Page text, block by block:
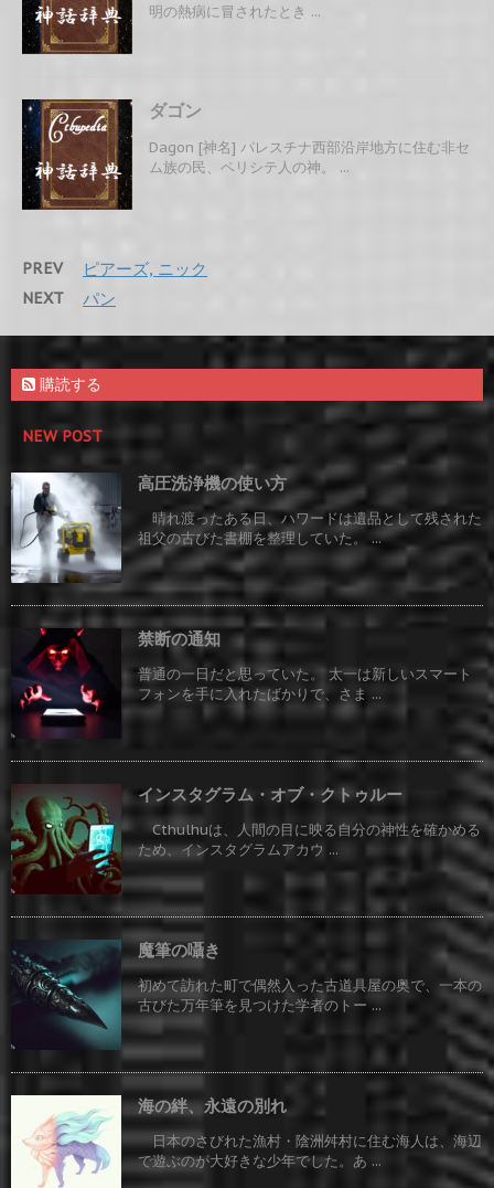
明の熱病に冒されたとき ...
ダゴン
Dagon [神名] パレスチナ西部沿岸地方に住む非セ
ム族の民、ペリシテ人の神。 ...
PREV ピアーズ, ニック
NEXT パン
購読する
NEW POST
高圧洗浄機の使い方
晴れ渡ったある日、ハワードは遺品として残された
祖父の古びた書棚を整理していた。 ...
禁断の通知
普通の一日だと思っていた。 太一は新しいスマート
フォンを手に入れたばかりで、さま ...
インスタグラム・オブ・クトゥルー
Cthulhuは、人間の目に映る自分の神性を確かめる
ため、インスタグラムアカウ ...
魔筆の囁き
初めて訪れた町で偶然入った古道具屋の奥で、一本の
古びた万年筆を見つけた学者のトー ...
海の絆、永遠の別れ
日本のさびれた漁村・陰洲舛村に住む海人は、海辺
で遊ぶのが大好きな少年でした。あ ...